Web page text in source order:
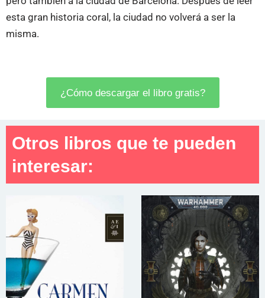
esta gran historia coral, la ciudad no volverá a ser la
misma.
¿Cómo descargar el libro gratis?
Otros libros que te pueden
interesar: